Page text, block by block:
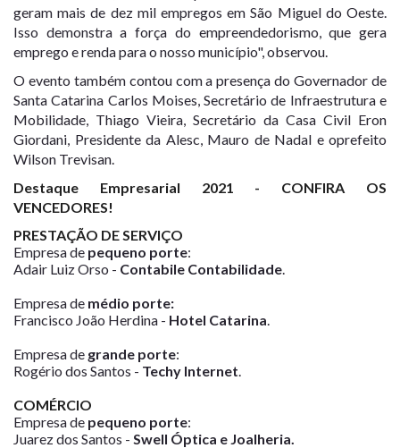
geram mais de dez mil empregos em São Miguel do Oeste.
Isso demonstra a força do empreendedorismo, que gera
emprego e renda para o nosso município", observou.
O evento também contou com a presença do Governador de
Santa Catarina Carlos Moises, Secretário de Infraestrutura e
Mobilidade, Thiago Vieira, Secretário da Casa Civil Eron
Giordani, Presidente da Alesc, Mauro de Nadal e oprefeito
Wilson Trevisan.
Destaque Empresarial 2021 - CONFIRA OS
VENCEDORES!
PRESTAÇÃO DE SERVIÇO
Empresa de pequeno porte:
Adair Luiz Orso - Contabile Contabilidade
Empresa de médio porte:
Francisco João Herdina - Hotel Catarina
Empresa de grande porte:
Rogério dos Santos - Techy Internet
COMÉRCIO
Empresa de pequeno porte:
Juarez dos Santos - Swell Óptica e Joalheria.